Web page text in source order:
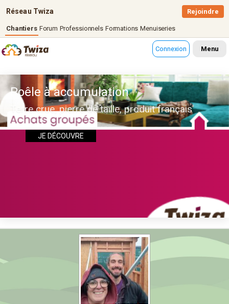
Réseau Twiza
Chantiers Forum Professionnels Formations Menuiseries
Rejoindre
Connexion Menu
Poêle à accumulation
Terre crue, pierre de taille, produit français
JE DÉCOUVRE